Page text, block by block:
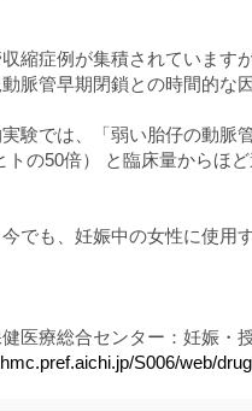
縮症例が集積されています
脈管早期閉鎖との時間的な
験では、「弱い胎仔の動脈
トの50倍） と臨床量からほど
でも、妊娠中の女性に使用
医療総合センター：妊娠・
S006/web/